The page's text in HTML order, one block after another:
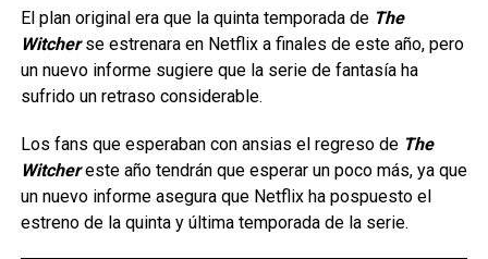
significa una ventana muy corta para recuperarse antes de
que el oponente contraataque; aunque en manos
experimentadas puede generar una presión constante
gracias a su velocidad, movilidad y capacidad para alternar
La serie da inicio a una etapa totalmente nueva de
aventuras en cómic para el icónico arqueólogo,
ambientada en la época de las películas originales que
Tras los sucesos deEn busca del arca perdida, los
villanos más infames de Indy —incluido el improbable
regreso de un archienemigo— buscan una nueva y
El plan original era que la quinta temporada de The
Witcher se estrenara en Netflix a finales de este año, pero
un nuevo informe sugiere que la serie de fantasía ha
sufrido un retraso considerable.
Los fans que esperaban con ansias el regreso de The
Witcher este año tendrán que esperar un poco más, ya que
un nuevo informe asegura que Netflix ha pospuesto el
estreno de la quinta y última temporada de la serie.